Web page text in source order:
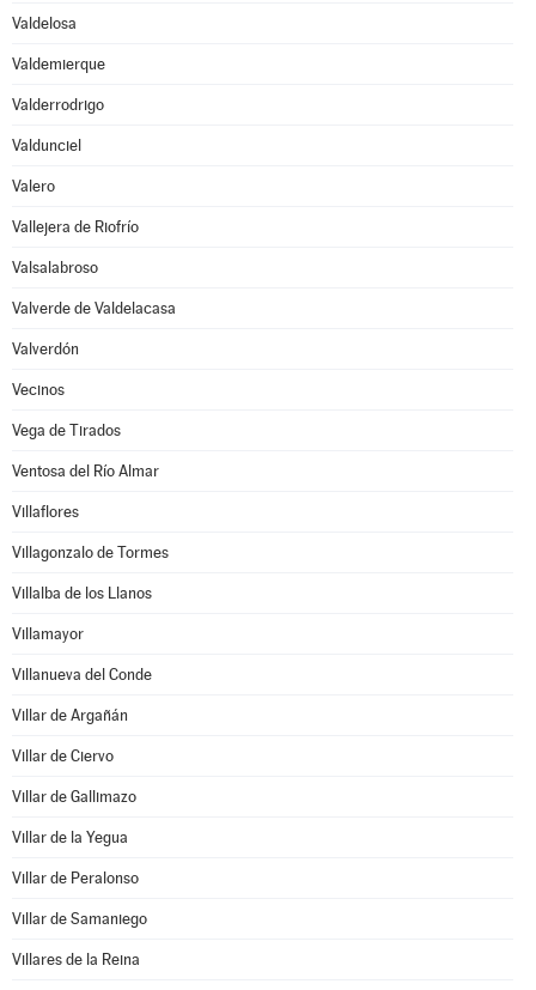
Valdelosa
Valdemierque
Valderrodrigo
Valdunciel
Valero
Vallejera de Riofrío
Valsalabroso
Valverde de Valdelacasa
Valverdón
Vecinos
Vega de Tirados
Ventosa del Río Almar
Villaflores
Villagonzalo de Tormes
Villalba de los Llanos
Villamayor
Villanueva del Conde
Villar de Argañán
Villar de Ciervo
Villar de Gallimazo
Villar de la Yegua
Villar de Peralonso
Villar de Samaniego
Villares de la Reina